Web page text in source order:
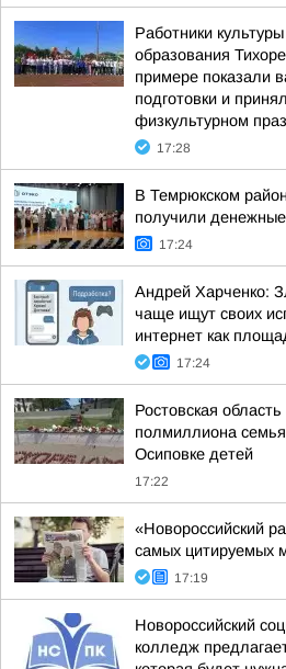
Работники
образования
примере показали
подготовки и
физкультурном
17:28
В Темрюкском
получили
17:24
Андрей Харченко:
чаще ищут своих
интернет как
17:24
Ростовская
полмиллиона
Осиповке детей
17:22
«Новороссийский
самых цитируемых
17:19
Новороссийский
колледж